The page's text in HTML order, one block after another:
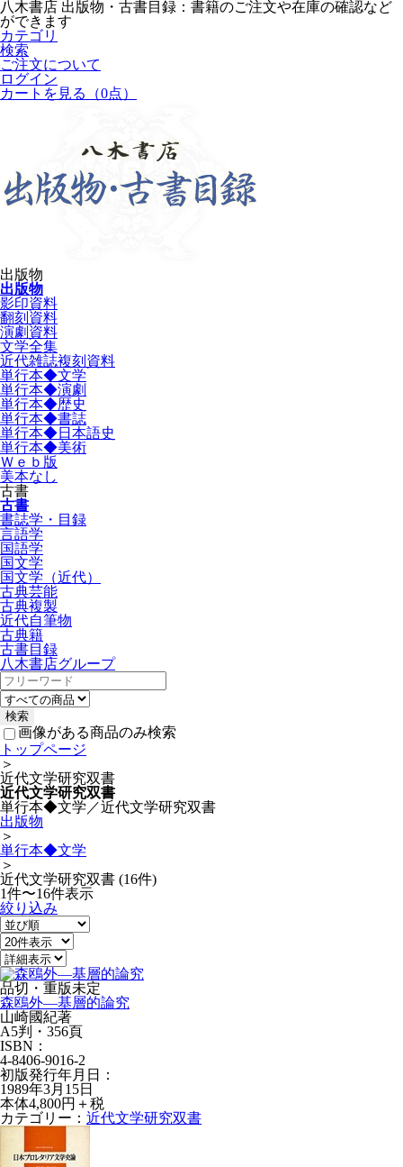
八木書店 出版物・古書目録：書籍のご注文や在庫の確認など
ができます
カテゴリ
検索
ご注文について
ログイン
カートを見る
（0点）
出版物
出版物
影印資料
翻刻資料
演劇資料
文学全集
近代雑誌複刻資料
単行本◆文学
単行本◆演劇
単行本◆歴史
単行本◆書誌
単行本◆日本語史
単行本◆美術
Ｗｅｂ版
美本なし
古書
古書
書誌学・目録
言語学
国語学
国文学
国文学（近代）
古典芸能
古典複製
近代自筆物
古典籍
古書目録
八木書店グループ
画像がある商品のみ検索
トップページ
＞
近代文学研究双書
近代文学研究双書
単行本◆文学／近代文学研究双書
出版物
＞
単行本◆文学
＞
近代文学研究双書 (16件)
1件〜16件表示
絞り込み
品切・重版未定
森鴎外—基層的論究
山崎國紀著
A5判・356頁
ISBN：
4-8406-9016-2
初版発行年月日：
1989年3月15日
本体4,800円＋税
カテゴリー： 近代文学研究双書